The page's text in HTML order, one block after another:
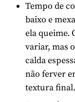
Tempo de
baixo e
ela queime.
variar, mas
calda
não ferver
textura final.